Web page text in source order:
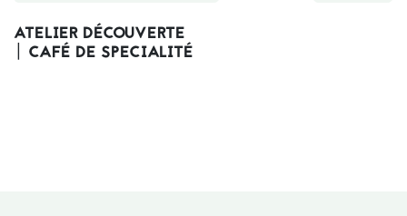
ATELIER DÉCOUVERTE
| CAFÉ DE SPECIALITÉ